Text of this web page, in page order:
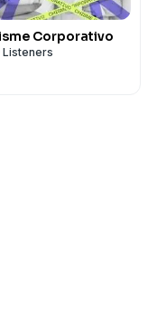
Corporativo
Listeners